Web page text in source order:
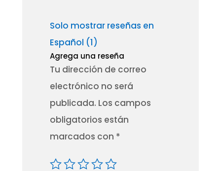
Solo mostrar reseñas en
Español (1)
Agrega una reseña
Tu dirección de correo
electrónico no será
publicada. Los campos
obligatorios están
marcados con *